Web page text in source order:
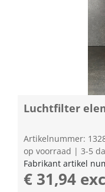
Luchtfilter
Artikelnummer:
op voorraad | 3-5
Fabrikant artikel
€ 31,94